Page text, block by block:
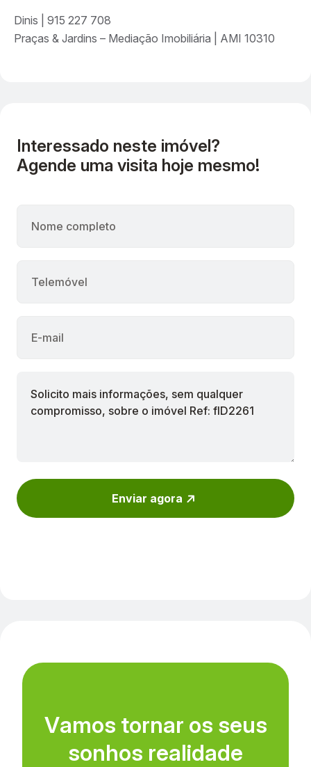
Dinis | 915 227 708
Praças & Jardins – Mediação Imobiliária | AMI 10310
Interessado neste imóvel?
Agende uma visita hoje mesmo!
Enviar agora
Vamos tornar os seus
sonhos realidade